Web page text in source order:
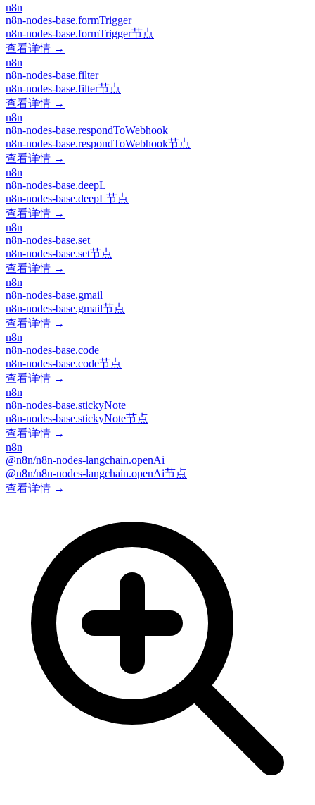
n8n
n8n-nodes-base.formTrigger
n8n-nodes-base.formTrigger节点
查看详情 →
n8n
n8n-nodes-base.filter
n8n-nodes-base.filter节点
查看详情 →
n8n
n8n-nodes-base.respondToWebhook
n8n-nodes-base.respondToWebhook节点
查看详情 →
n8n
n8n-nodes-base.deepL
n8n-nodes-base.deepL节点
查看详情 →
n8n
n8n-nodes-base.set
n8n-nodes-base.set节点
查看详情 →
n8n
n8n-nodes-base.gmail
n8n-nodes-base.gmail节点
查看详情 →
n8n
n8n-nodes-base.code
n8n-nodes-base.code节点
查看详情 →
n8n
n8n-nodes-base.stickyNote
n8n-nodes-base.stickyNote节点
查看详情 →
n8n
@n8n/n8n-nodes-langchain.openAi
@n8n/n8n-nodes-langchain.openAi节点
查看详情 →